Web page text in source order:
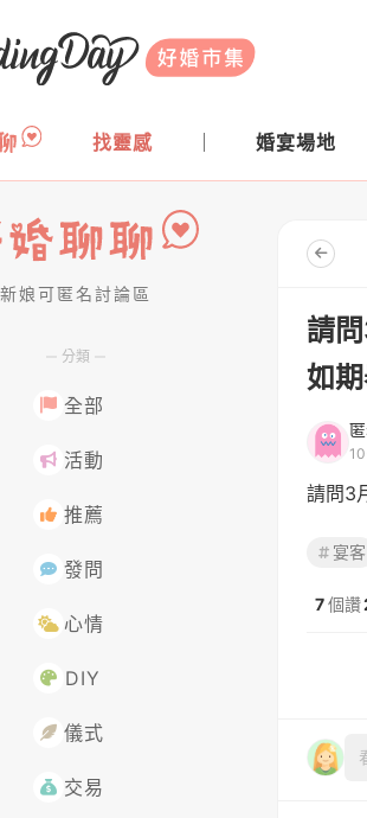
好婚市集
找靈感 婚宴場地
聊
新娘可匿名討論區
分類
全部
活動
推薦
發問
心情
DIY
儀式
交易
請
如
請問3
宴客
7個讚